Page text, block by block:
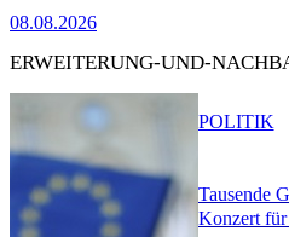
08.08.2026
ERWEITERUNG-UND-
Tausende
Konzert für
POLITIK